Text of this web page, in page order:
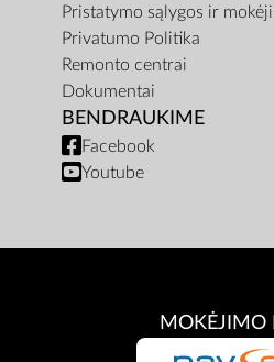
Pristatymo sąlygos ir
Privatumo Politika
Remonto centrai
Dokumentai
BENDRAUKIME
Facebook
Youtube
MOKĖJIMO